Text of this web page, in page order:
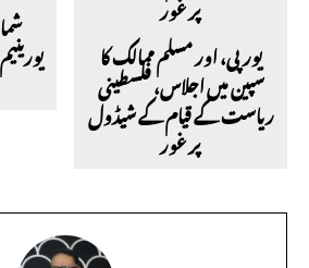
یورپی، اور مسلم ممالک کا
سپین میں اجلاس، فلسطینی
ریاست کے قیام کے شیڈول
پر غور